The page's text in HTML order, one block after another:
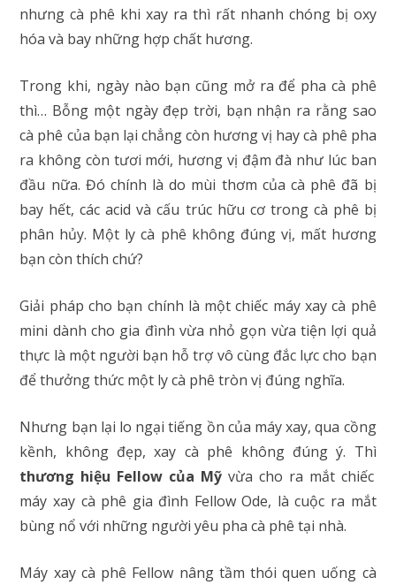
nhưng cà phê khi xay ra thì rất nhanh chóng bị oxy
hóa và bay những hợp chất hương.
Trong khi, ngày nào bạn cũng mở ra để pha cà phê
thì… Bỗng một ngày đẹp trời, bạn nhận ra rằng sao
cà phê của bạn lại chẳng còn hương vị hay cà phê pha
ra không còn tươi mới, hương vị đậm đà như lúc ban
đầu nữa. Đó chính là do mùi thơm của cà phê đã bị
bay hết, các acid và cấu trúc hữu cơ trong cà phê bị
phân hủy. Một ly cà phê không đúng vị, mất hương
bạn còn thích chứ?
Giải pháp cho bạn chính là một chiếc máy xay cà phê
mini dành cho gia đình vừa nhỏ gọn vừa tiện lợi quả
thực là một người bạn hỗ trợ vô cùng đắc lực cho bạn
để thưởng thức một ly cà phê tròn vị đúng nghĩa.
Nhưng bạn lại lo ngại tiếng ồn của máy xay, qua cồng
kềnh, không đẹp, xay cà phê không đúng ý. Thì
thương hiệu Fellow của Mỹ vừa cho ra mắt chiếc
máy xay cà phê gia đình Fellow Ode, là cuộc ra mắt
bùng nổ với những người yêu pha cà phê tại nhà.
Máy xay cà phê Fellow nâng tầm thói quen uống cà